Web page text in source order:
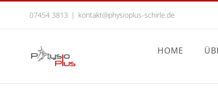
Inhalt
07454 3813 | kontakt@physioplus-schirle.de
HOME